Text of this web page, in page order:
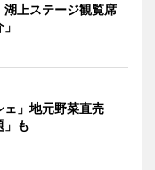
上ステージ観覧席
ェ」地元野菜直売
」も